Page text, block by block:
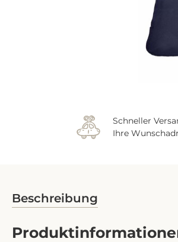
Schneller
Ihre
Beschreibung